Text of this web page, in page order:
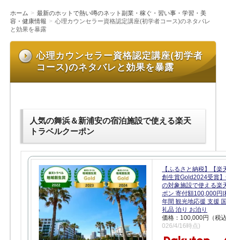
ホーム
最新のホットで熱い噂のネット副業・稼ぐ・習い事・学習・美
容・健康情報
心理カウンセラー資格認定講座(初学者コース)のネタバレ
と効果を暴露
心理カウンセラー資格認定講座(初学者
コース)のネタバレと効果を暴露
人気の舞浜＆新浦安の宿泊施設で使える楽天
トラベルクーポン
【ふるさと納税】【楽
創生賞Gold2024受賞
の対象施設で使える楽
ポン 寄付額100,000円|
年間 観光地応援 支援
礼品 泊り お泊り
価格：100,000円（税
026/4/16時点)